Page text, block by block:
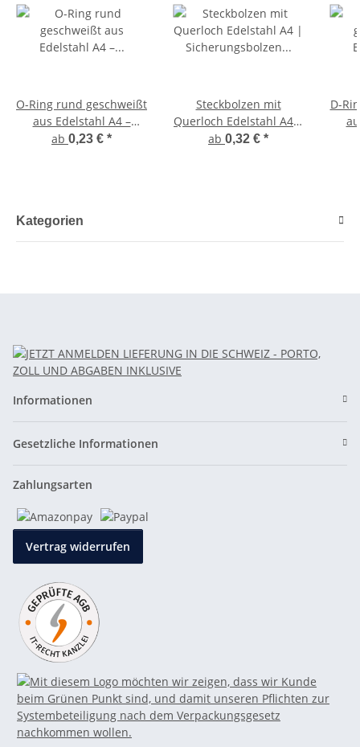
O-Ring rund geschweißt
aus Edelstahl A4 –
poliert
ab 0,23 € *
Steckbolzen mit
Querloch Edelstahl A4 |
Sicherungsbolzen mit
ab 0,32 € *
D-
Kategorien
Informationen
Gesetzliche Informationen
Zahlungsarten
Vertrag widerrufen